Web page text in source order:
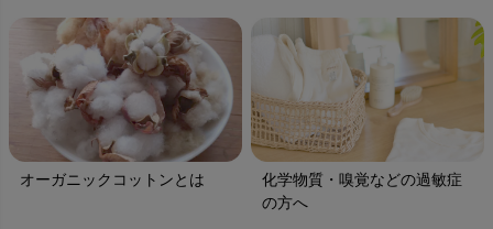
オーガニックコットンとは
化学物質・嗅覚などの過敏症
の方へ